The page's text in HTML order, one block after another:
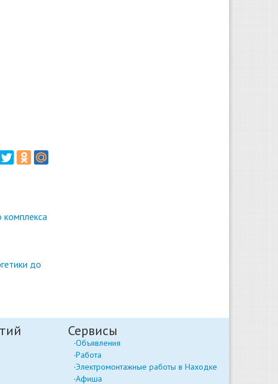
до
Сервисы
Объявления
Работа
Электромонтажные работы в Находке
Афиша